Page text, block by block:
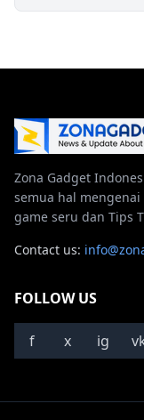
Zona Gadget
semua hal
game seru dan Tips
Contact us:
FOLLOW US
f x ig